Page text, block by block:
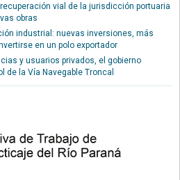
vial de la jurisdicción portuaria
obras
industrial: nuevas inversiones, más
en un polo exportador
y usuarios privados, el gobierno
de la Vía Navegable Troncal